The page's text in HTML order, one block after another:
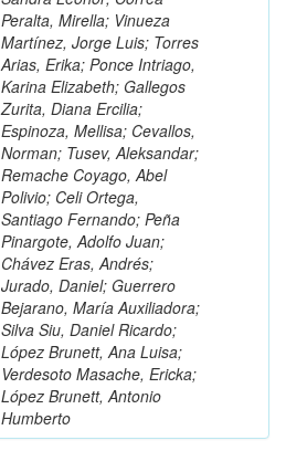
Peralta, Mirella; Vinueza
Martínez, Jorge Luis; Torres
Arias, Erika; Ponce Intriago,
Karina Elizabeth; Gallegos
Zurita, Diana Ercilia;
Espinoza, Mellisa; Cevallos,
Norman; Tusev, Aleksandar;
Remache Coyago, Abel
Polivio; Celi Ortega,
Santiago Fernando; Peña
Pinargote, Adolfo Juan;
Chávez Eras, Andrés;
Jurado, Daniel; Guerrero
Bejarano, María Auxiliadora;
Silva Siu, Daniel Ricardo;
López Brunett, Ana Luisa;
Verdesoto Masache, Ericka;
López Brunett, Antonio
Humberto